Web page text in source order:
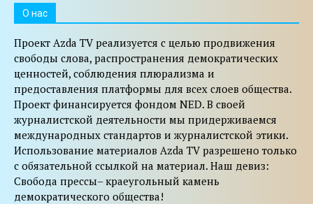
O нас
Проект Azda TV реализуется с целью продвижения
свободы слова, распространения демократических
ценностей, соблюдения плюрализма и
предоставления платформы для всех слоев общества.
Проект финансируется фондом NED. В своей
журналистской деятельности мы придерживаемся
международных стандартов и журналистской этики.
Использование материалов Azda TV разрешено только
с обязательной ссылкой на материал. Наш девиз:
Свобода прессы– краеугольный камень
демократического общества!